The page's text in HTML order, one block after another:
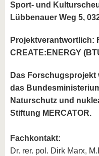
Sport- und
Lübbenauer Weg 5,
Projektverantwortlich:
CREATE:ENERGY
Das
das
Naturschutz und
Stiftung MERCATOR.
Fachkontakt:
Dr. rer. pol. Dirk Marx,